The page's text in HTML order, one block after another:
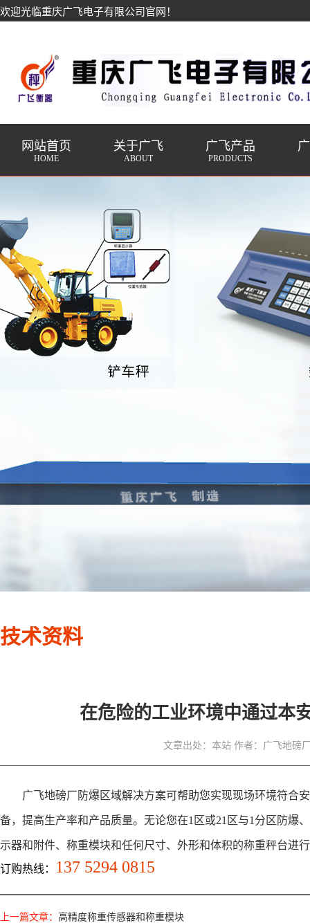
欢迎光临重庆广飞电子有限公司官网！
网站首页
HOME
关于广飞
ABOUT
广飞产品
PRODUCTS
技术资料
在危险的工业环境中通过本
文章出处：本站 作者：广飞地磅
广飞地磅厂防爆区域解决方案可帮助您实现现场环境符合
备，提高生产率和产品质量。无论您在1区或21区与1分区防爆
示器和附件、称重模块和任何尺寸、外形和体积的称重秤台进
订购热线：
137 5294 0815
上一篇文章： 高精度称重传感器和称重模块